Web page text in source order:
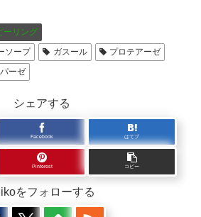
ーリング
ソープ
ガスール
プロテアーゼ
ーゼ
シェアする
Facebook はてブ
Pinterest コピー
をフォローする